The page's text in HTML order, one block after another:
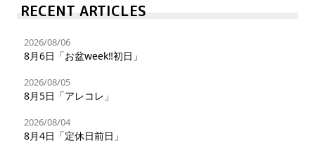
RECENT ARTICLES
2026/08/06
8月6日「お盆week‼︎初日」
2026/08/05
8月5日「アレコレ」
2026/08/04
8月4日「定休日前日」